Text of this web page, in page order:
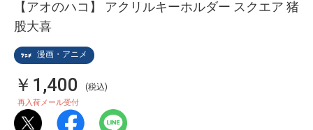
漫画・アニメ
【アオのハコ】 アクリルキーホルダー スクエア 猪
股大喜
￥1,400 (税込)
再入荷メール受付